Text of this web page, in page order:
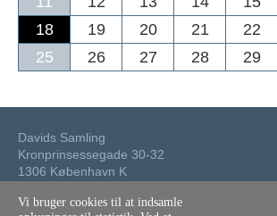
18
19 20 21 22
25
26 27 28 29
Davids Samling
Kronprinsessegade 30-32
1306 København K
Tlf.: 33 73 49 49
Vi bruger cookies til at indsamle